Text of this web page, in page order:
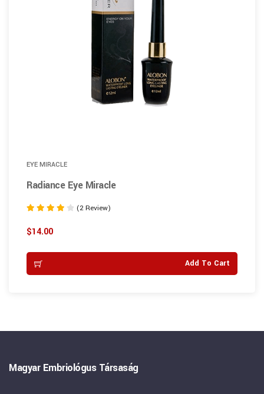
EYE MIRACLE
Radiance Eye Miracle
4.00
out of 5
(2 Review)
$14.00
Add To Cart
Magyar Embriológus Társaság